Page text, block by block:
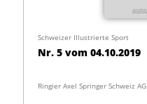
Schweizer Illustrierte Sport
Nr. 5 vom 04.10.2019
Ringier Axel Springer Schweiz AG